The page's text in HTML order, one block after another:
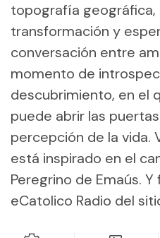
topografía geográfica,
transformación y
conversación entre
momento de
descubrimiento, en el
puede abrir las
percepción de la vida.
está inspirado en el
Peregrino de Emaús.
eCatolico Radio del